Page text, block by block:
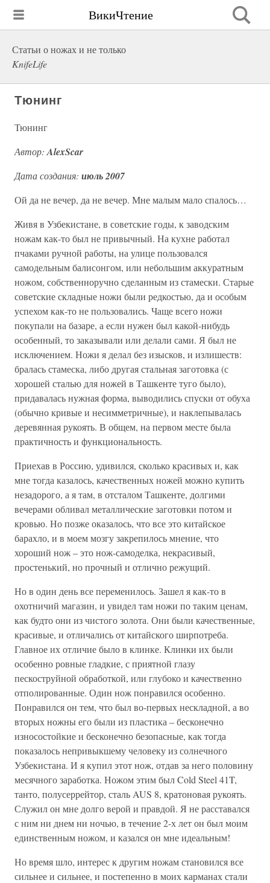
ВикиЧтение
Статьи о ножах и не только
KnifeLife
Тюнинг
Тюнинг
Автор: AlexScar
Дата создания: июль 2007
Ой да не вечер, да не вечер. Мне малым мало спалось…
Живя в Узбекистане, в советские годы, к заводским
ножам как-то был не привычный. На кухне работал
пчаками ручной работы, на улице пользовался
самодельным балисонгом, или небольшим аккуратным
ножом, собственноручно сделанным из стамески. Старые
советские складные ножи были редкостью, да и особым
успехом как-то не пользовались. Чаще всего ножи
покупали на базаре, а если нужен был какой-нибудь
особенный, то заказывали или делали сами. Я был не
исключением. Ножи я делал без изысков, и излишеств:
бралась стамеска, либо другая стальная заготовка (с
хорошей сталью для ножей в Ташкенте туго было),
придавалась нужная форма, выводились спуски от обуха
(обычно кривые и несимметричные), и наклепывалась
деревянная рукоять. В общем, на первом месте была
практичность и функциональность.
Приехав в Россию, удивился, сколько красивых и, как
мне тогда казалось, качественных ножей можно купить
незадорого, а я там, в отсталом Ташкенте, долгими
вечерами обливал металлические заготовки потом и
кровью. Но позже оказалось, что все это китайское
барахло, и в моем мозгу закрепилось мнение, что
хороший нож – это нож-самоделка, некрасивый,
простенький, но прочный и отлично режущий.
Но в один день все переменилось. Зашел я как-то в
охотничий магазин, и увидел там ножи по таким ценам,
как будто они из чистого золота. Они были качественные,
красивые, и отличались от китайского ширпотреба.
Главное их отличие было в клинке. Клинки их были
особенно ровные гладкие, с приятной глазу
пескоструйной обработкой, или глубоко и качественно
отполированные. Один нож понравился особенно.
Понравился он тем, что был во-первых нескладной, а во
вторых ножны его были из пластика – бесконечно
износостойкие и бесконечно безопасные, как тогда
показалось непривыкшему человеку из солнечного
Узбекистана. И я купил этот нож, отдав за него половину
месячного заработка. Ножом этим был Cold Steel 41T,
танто, полусеррейтор, сталь AUS 8, кратоновая рукоять.
Служил он мне долго верой и правдой. Я не расставался
с ним ни днем ни ночью, в течение 2-х лет он был моим
единственным ножом, и казался он мне идеальным!
Но время шло, интерес к другим ножам становился все
сильнее и сильнее, и постепенно в моих карманах стали